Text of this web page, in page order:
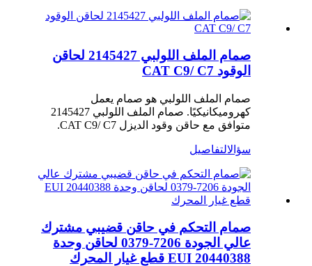
صمام الملف اللولبي 2145427 لحاقن
الوقود CAT C9/ C7
صمام الملف اللولبي هو صمام يعمل
كهروميكانيكيًا. صمام الملف اللولبي 2145427
متوافق مع حاقن وقود الديزل CAT C9/ C7.
سؤالالتفاصيل
صمام التحكم في حاقن قضيبي مشترك
عالي الجودة 7206-0379 لحاقن وحدة
EUI 20440388 قطع غيار المحرك